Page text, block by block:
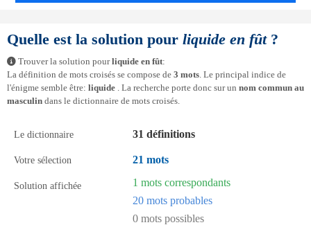
Quelle est la solution pour liquide en fût?
Trouver la solution pourliquide en fût:
La définition de mots croisés se compose de 3 mots. Le principal indice de
l'énigme semble être: liquide . La recherche porte donc sur un nom commun au
masculin dans le dictionnaire de mots croisés.
Le dictionnaire 31 définitions
Votre sélection 21 mots
Solution affichée
1 mots correspondants
20 mots probables
0 mots possibles